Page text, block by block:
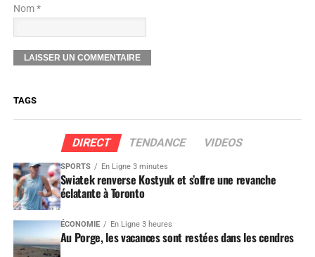
Nom *
TAGS
DIRECT TENDANCE VIDEOS
SPORTS En Ligne 3 minutes
Swiatek renverse Kostyuk et s’offre une revanche
éclatante à Toronto
ÉCONOMIE En Ligne 3 heures
Au Porge, les vacances sont restées dans les cendres